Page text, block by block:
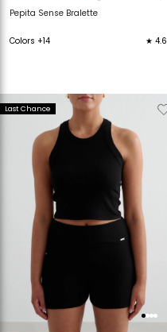
Pepita Sense Bralette
Colors +14 ★ 4.6
Last Chance
Verwijderen
verlanglijstje